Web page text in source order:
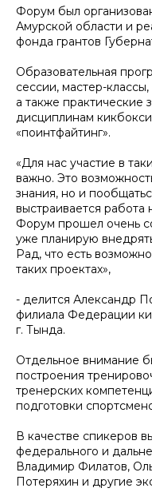
Форум был
Амурской области и
фонда грантов
Образовательная
сессии, мастер-
а также практические
дисциплинам
«поинтфайтинг».
«Для нас участие в
важно. Это
знания, но и
выстраивается
Форум прошел очень
уже планирую
Рад, что есть
таких проектах»,
- делится Александр
филиала Федерации
г. Тында.
Отдельное внимание
построения
тренерских
подготовки
В качестве спикеров
федерального и
Владимир Филатов,
Потеряхин и другие